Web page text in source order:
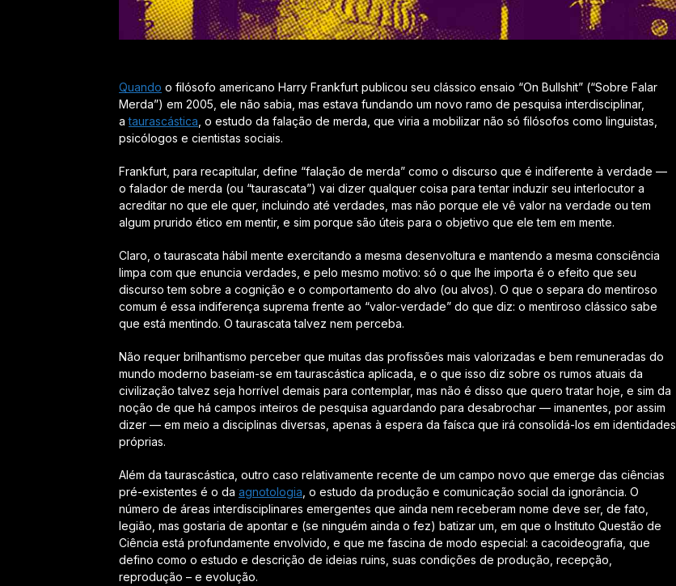
Quando o filósofo americano Harry Frankfurt publicou seu clássico ensaio “On Bullshit” (“Sobre Falar
Merda”) em 2005, ele não sabia, mas estava fundando um novo ramo de pesquisa interdisciplinar,
ataurascástica , o estudo da falação de merda, que viria a mobilizar não só filósofos como linguistas,
psicólogos e cientistas sociais.
Frankfurt, para recapitular, define “falação de merda” como o discurso que é indiferente à verdade —
o falador de merda (ou “taurascata”) vai dizer qualquer coisa para tentar induzir seu interlocutor a
acreditar no que ele quer, incluindo até verdades , mas não porque ele vê valor na verdade ou tem
algum prurido ético em mentir, e sim porque são úteis para o objetivo que ele tem em mente.
Claro, o taurascata hábil mente exercitando a mesma desenvoltura e mantendo a mesma consciência
limpa com que enuncia verdades, e pelo mesmo motivo: só o que lhe importa é o efeito que seu
discurso tem sobre a cognição e o comportamento do alvo (ou alvos). O que o separa do mentiroso
comum é essa indiferença suprema frente ao “valor-verdade” do que diz: o mentiroso clássico sabe
que está mentindo. O taurascata talvez nem perceba.
Não requer brilhantismo perceber que muitas das profissões mais valorizadas e bem remuneradas do
mundo moderno baseiam-se em taurascástica aplicada, e o que isso diz sobre os rumos atuais da
civilização talvez seja horrível demais para contemplar, mas não é disso que quero tratar hoje, e sim da
noção de que há campos inteiros de pesquisa aguardando para desabrochar — imanentes, por assim
dizer — em meio a disciplinas diversas, apenas à espera da faísca que irá consolidá-los em identidades
próprias.
Além da taurascástica, outro caso relativamente recente de um campo novo que emerge das ciências
pré-existentes é o da agnotologia , o estudo da produção e comunicação social da ignorância. O
número de áreas interdisciplinares emergentes que ainda nem receberam nome deve ser, de fato,
legião, mas gostaria de apontar e (se ninguém ainda o fez) batizar um, em que o Instituto Questão de
Ciência está profundamente envolvido, e que me fascina de modo especial: a cacoideografia, que
defino como o estudo e descrição de ideias ruins, suas condições de produção, recepção,
reprodução – e evolução.